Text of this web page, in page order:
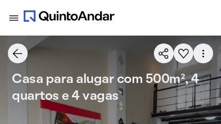
Casa para alugar com 500m², 4
quartos e 4 vagas